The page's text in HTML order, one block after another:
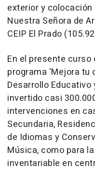
exterior y colocación
Nuestra Señora de
CEIP El Prado
En el presente
programa 'Mejora tu
Desarrollo
invertido casi
intervenciones en
Secundaria,
de Idiomas y
Música, como para
inventariable en